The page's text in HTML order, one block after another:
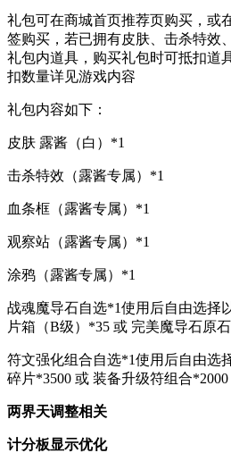
礼包可在商城首页推荐页购买，或
签购买，若已拥有皮肤、击杀特效
礼包内道具，购买礼包时可抵扣道
扣数量详见游戏内容
礼包内容如下：
皮肤 露酱（白）*1
击杀特效（露酱专属）*1
血条框（露酱专属）*1
观察站（露酱专属）*1
涂鸦（露酱专属）*1
战魂魔导石自选*1使用后自由选择
片箱（B级）*35 或 完美魔导石原
符文强化组合自选*1使用后自由选
碎片*3500 或 装备升级符组合*2000
两界天调整相关
计分板显示优化